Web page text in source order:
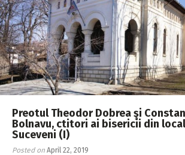
Preotul Theodor Dobrea şi
Bolnavu, ctitori ai bisericii din
Suceveni (I)
Posted on April 22, 2019